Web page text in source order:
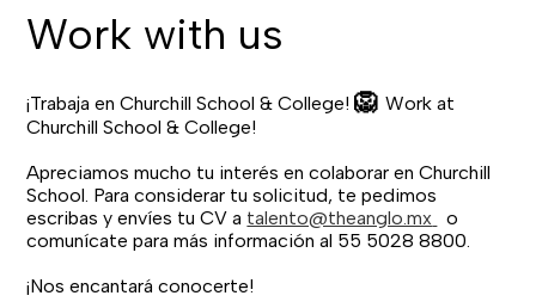
Work with us
¡Trabaja en Churchill School & College!🦁Work at
Churchill School & College!
Apreciamos mucho tu interés en colaborar en Churchill
School. Para considerar tu solicitud, te pedimos
escribas y envíes tu CV a talento@theanglo.mx
o
comunícate para más información al 55 5028 8800.
¡Nos encantará conocerte!